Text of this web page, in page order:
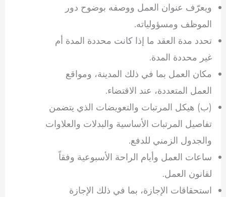
ويعرّف عنوان العمل ووصفه بوضوح دور
الموظف ومسؤولياته.
تحدد مدة العقد ما إذا كانت محددة المدة أم
غير محددة المدة.
مكان العمل بما في ذلك المدينة، ومواقع
العمل المتعددة، عند الاقتضاء.
(ب) هيكل المرتبات والتعويضات الذي يتضمن
تفاصيل المرتبات الأساسية والبدلات والعلاوات
والجدول الزمني للدفع.
ساعات العمل وأيام الراحة الأسبوعية وفقاً
لقانون العمل.
استحقاقات الإجازة، بما في ذلك الإجازة